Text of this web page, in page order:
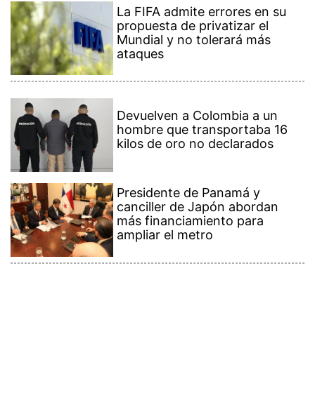
La FIFA admite errores en su
propuesta de privatizar el
Mundial y no tolerará más
ataques
Devuelven a Colombia a un
hombre que transportaba 16
kilos de oro no declarados
Presidente de Panamá y
canciller de Japón abordan
más financiamiento para
ampliar el metro